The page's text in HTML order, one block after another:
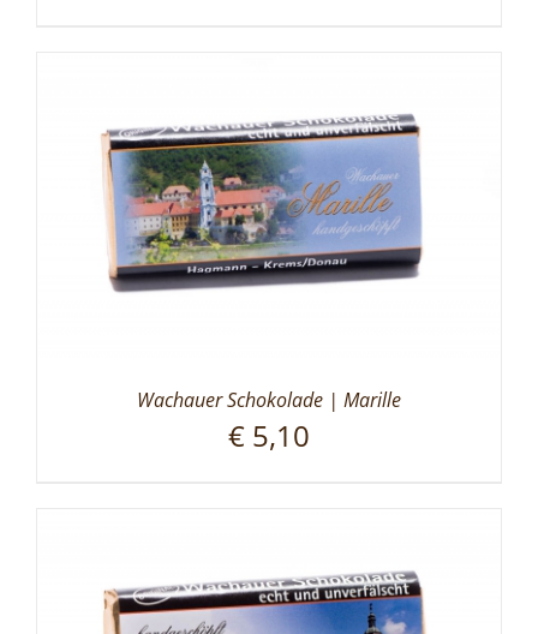
Wachauer Schokolade | Marille
€ 5,10